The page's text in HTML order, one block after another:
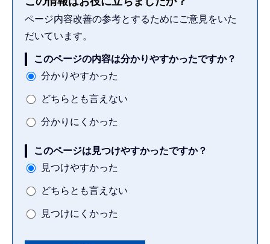
ページ内容改善の参考とするためにご意見をいた
だいています。
このページの内容は分かりやすかったですか？
分かりやすかった
どちらとも言えない
分かりにくかった
このページは見つけやすかったですか？
見つけやすかった
どちらとも言えない
見つけにくかった